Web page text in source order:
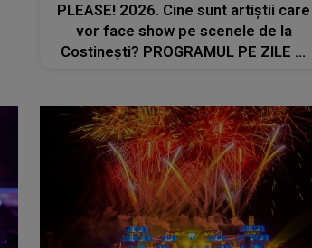
PLEASE! 2026. Cine sunt artiștii care
vor face show pe scenele de la
Costinești? PROGRAMUL PE ZILE ȘI